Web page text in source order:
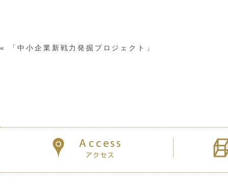
« 「中小企業新戦力発掘プロジェクト」